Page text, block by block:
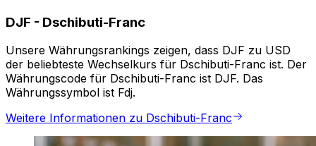
DJF - Dschibuti-Franc
Unsere Währungsrankings zeigen, dass DJF zu USD
der beliebteste Wechselkurs für Dschibuti-Franc ist. Der
Währungscode für Dschibuti-Franc ist DJF. Das
Währungssymbol ist Fdj.
Weitere Informationen zu Dschibuti-Franc